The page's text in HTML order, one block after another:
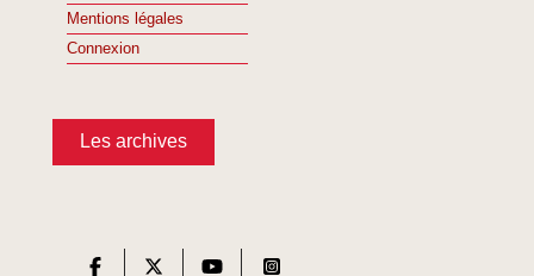
Mentions légales
Connexion
Les archives